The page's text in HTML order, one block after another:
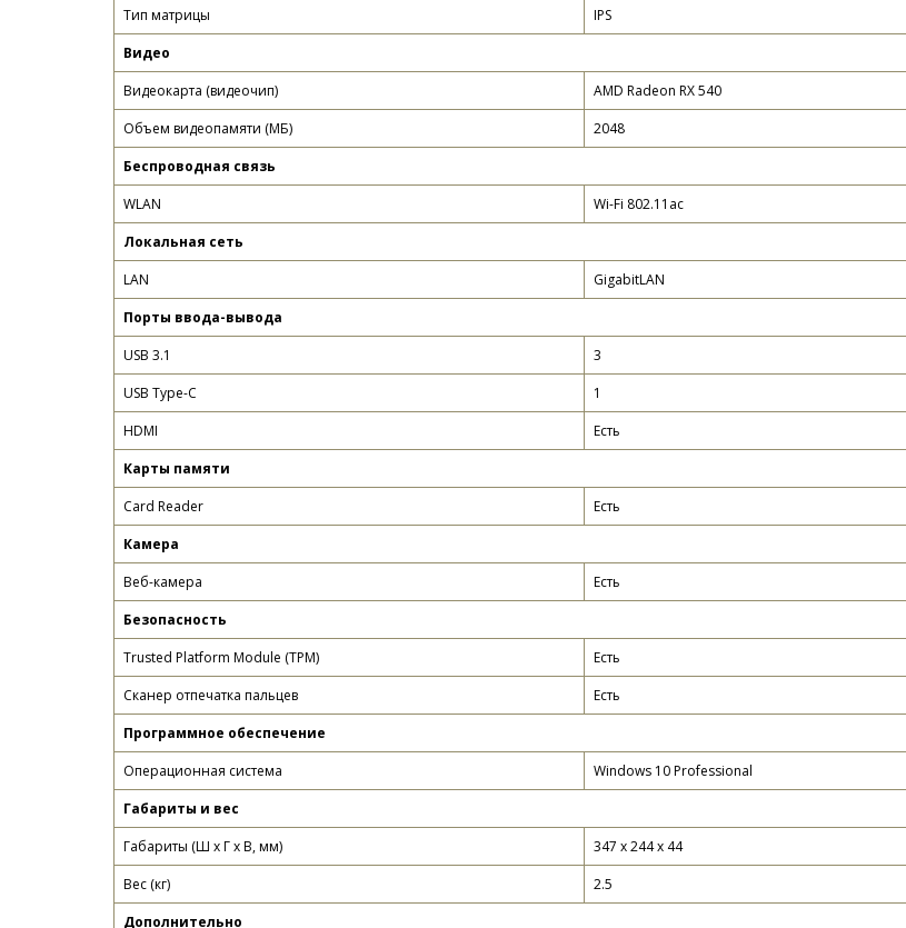
Тип матрицы
IPS
Видео
Видеокарта (видеочип)
AMD Radeon RX 540
Объем видеопамяти (МБ)
2048
Беспроводная связь
WLAN
Wi-Fi 802.11ac
Локальная сеть
LAN
GigabitLAN
Порты ввода-вывода
USB 3.1
3
USB Type-C
1
HDMI
Есть
Карты памяти
Card Reader
Есть
Камера
Веб-камера
Есть
Безопасность
Trusted Platform Module (TPM)
Есть
Сканер отпечатка пальцев
Есть
Программное обеспечение
Операционная система
Windows 10 Professional
Габариты и вес
Габариты (Ш x Г x В, мм)
347 x 244 x 44
Вес (кг)
2.5
Дополнительно